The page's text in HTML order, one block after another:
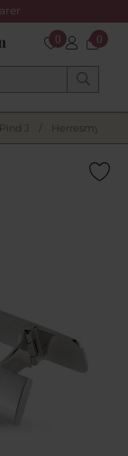
0 0
J Herresmykker